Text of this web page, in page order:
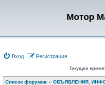
Мотор
Вход Регистрация
Текущее
Список форумов ОБЪЯВЛЕНИЯ,